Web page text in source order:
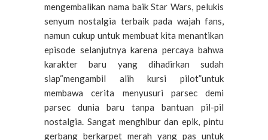
mengembalikan nama baik Star Wars, pelukis
senyum nostalgia terbaik pada wajah fans,
namun cukup untuk membuat kita menantikan
episode selanjutnya karena percaya bahwa
karakter baru yang dihadirkan sudah
siap“mengambil alih kursi pilot”untuk
membawa cerita menyusuri parsec demi
parsec dunia baru tanpa bantuan pil-pil
nostalgia. Sangat menghibur dan epik, pintu
gerbang berkarpet merah yang pas untuk